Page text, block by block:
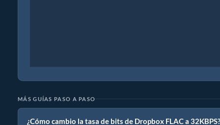
MÁS GUÍAS PASO A PASO
¿Cómo cambio la tasa de bits de Dropbox FLAC a 32KBPS?